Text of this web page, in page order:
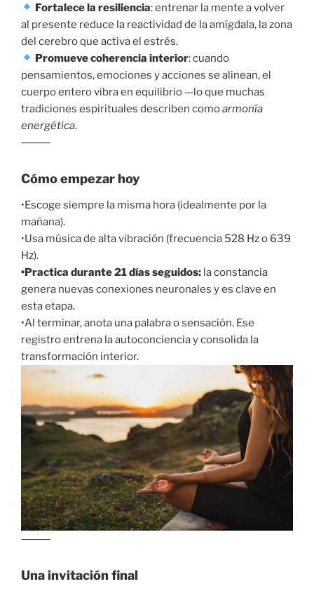
Fortalece la resiliencia: entrenar la mente a volver
al presente reduce la reactividad de la amígdala, la zona
del cerebro que activa el estrés.
Promueve coherencia interior: cuando
pensamientos, emociones y acciones se alinean, el
cuerpo entero vibra en equilibrio —lo que muchas
tradiciones espirituales describen comoarmonía
energética.
⸻
Cómo empezar hoy
•Escoge siempre la misma hora (idealmente por la
mañana).
•Usa música de alta vibración (frecuencia 528 Hz o 639
Hz).
•Practica durante 21 días seguidos: la constancia
genera nuevas conexiones neuronales y es clave en
esta etapa.
•Al terminar, anota una palabra o sensación. Ese
registro entrena la autoconciencia y consolida la
transformación interior.
⸻
Una invitación final